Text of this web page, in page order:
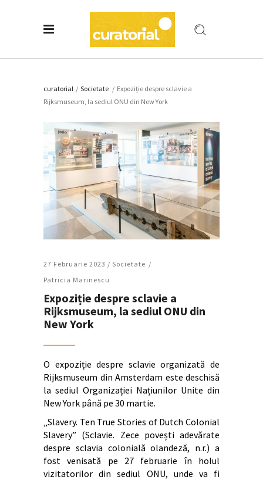
curatorial / Societate / Expoziție despre sclavie a
Rijksmuseum, la sediul ONU din New York
27 Februarie 2023 / Societate
Patricia Marinescu
Expoziție despre sclavie a
Rijksmuseum, la sediul ONU din
New York
O expoziție despre sclavie organizată de
Rijksmuseum din Amsterdam este deschisă
la sediul Organizației Națiunilor Unite din
New York până pe 30 martie.
„Slavery. Ten True Stories of Dutch Colonial
Slavery” (Sclavie. Zece povești adevărate
despre sclavia colonială olandeză, n.r.) a
fost venisată pe 27 februarie în holul
vizitatorilor din sediul ONU, unde va fi